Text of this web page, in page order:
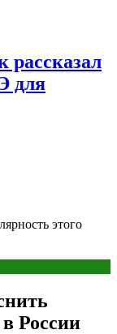
для
этого
России